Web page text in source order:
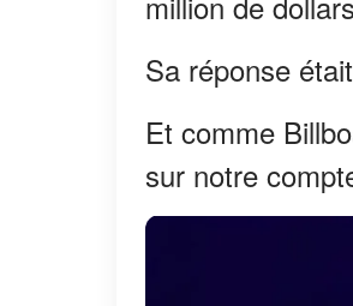
Sa réponse
Et comme
sur notre